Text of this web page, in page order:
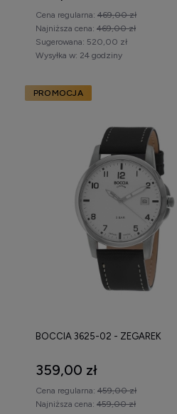
Cena regularna: 469,00 zł
Najniższa cena: 469,00 zł
Wysyłka w: 24 godziny
Sugerowana: 520,00 zł
BOCCIA 3625-02 - ZEGAREK
359,00 zł
Cena regularna: 459,00 zł
Najniższa cena: 459,00 zł
PROMOCJA